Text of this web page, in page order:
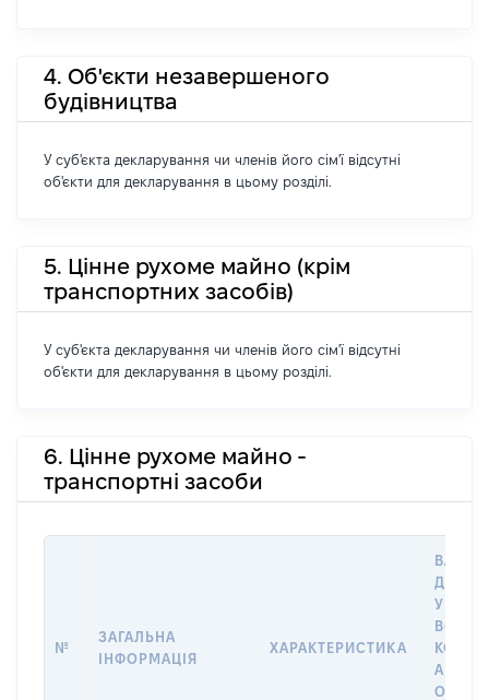
4. Об'єкти незавершеного
будівництва
У суб'єкта декларування чи членів його сім'ї відсутні
об'єкти для декларування в цьому розділі.
5. Цінне рухоме майно (крім
транспортних засобів)
У суб'єкта декларування чи членів його сім'ї відсутні
об'єкти для декларування в цьому розділі.
6. Цінне рухоме майно -
транспортні засоби
№
ЗАГАЛЬНА
ІНФОРМАЦІЯ
ХАРАКТЕРИСТИКА
ДАТУ
У
АБО